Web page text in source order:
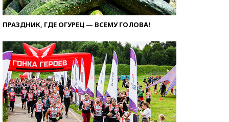
ПРАЗДНИК, ГДЕ ОГУРЕЦ — ВСЕМУ ГОЛОВА!